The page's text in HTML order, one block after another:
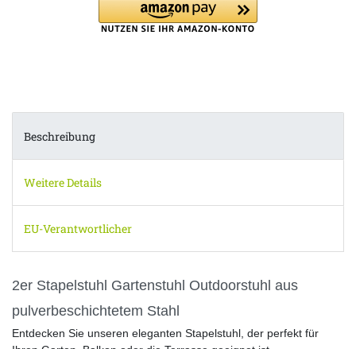
Beschreibung
Weitere Details
EU-Verantwortlicher
2er Stapelstuhl Gartenstuhl Outdoorstuhl aus
pulverbeschichtetem Stahl
Entdecken Sie unseren eleganten Stapelstuhl, der perfekt für